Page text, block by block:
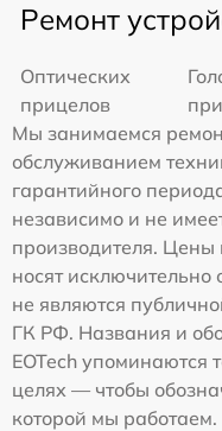
Ремонт
Оптических
прицелов
Мы занимаемся
обслуживанием
гарантийного
независимо и не
производителя. Цены
носят
не являются
ГК РФ. Названия и
EOTech
целях — чтобы
которой мы